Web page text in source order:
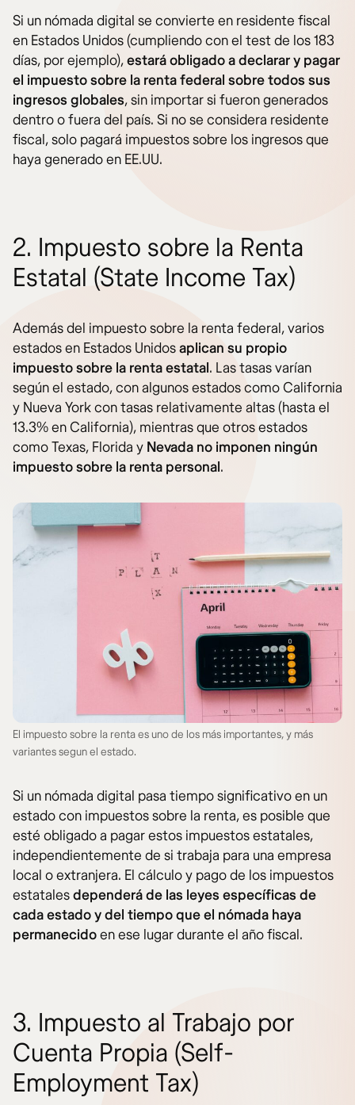
Si un nómada digital se convierte en residente fiscal
en Estados Unidos (cumpliendo con el test de los 183
días, por ejemplo),estará obligado a declarar y pagar
el impuesto sobre la renta federal sobre todos sus
ingresos globales, sin importar si fueron generados
dentro o fuera del país. Si no se considera residente
fiscal, solo pagará impuestos sobre los ingresos que
haya generado en EE.UU.
2. Impuesto sobre la Renta
Estatal (State Income Tax)
Además del impuesto sobre la renta federal, varios
estados en Estados Unidosaplican su propio
impuesto sobre la renta estatal. Las tasas varían
según el estado, con algunos estados como California
y Nueva York con tasas relativamente altas (hasta el
13.3% en California), mientras que otros estados
como Texas, Florida y Nevada no imponen ningún
impuesto sobre la renta personal.
El impuesto sobre la renta es uno de los más importantes, y más
variantes segun el estado.
Si un nómada digital pasa tiempo significativo en un
estado con impuestos sobre la renta, es posible que
esté obligado a pagar estos impuestos estatales,
independientemente de si trabaja para una empresa
local o extranjera. El cálculo y pago de los impuestos
estatalesdependerá de las leyes específicas de
cada estado y del tiempo que el nómada haya
permanecidoen ese lugar durante el año fiscal.
3. Impuesto al Trabajo por
Cuenta Propia (Self-
Employment Tax)